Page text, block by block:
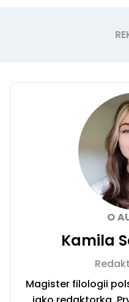
O
Kamila
Magister filologii